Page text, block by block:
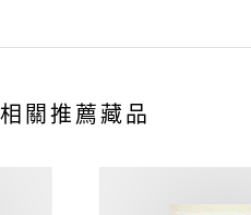
相關推薦藏品